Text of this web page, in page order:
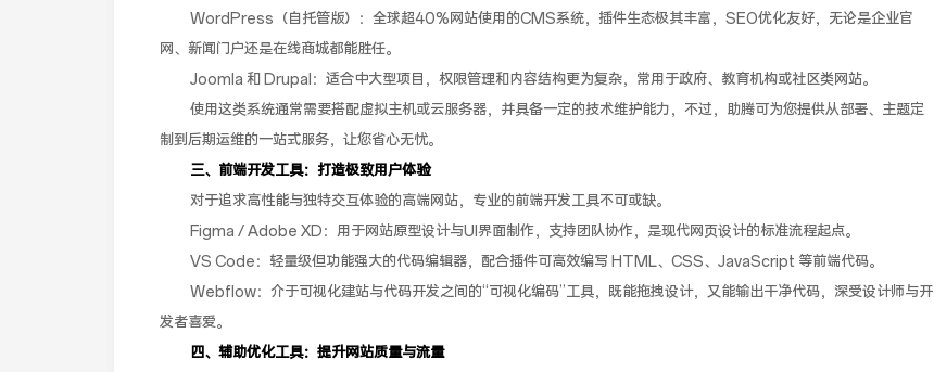
WordPress（自托管版）：全球超40%网站使用的CMS系统，插件生态极其丰富，SEO优化友好，无论是企业官
网、新闻门户还是在线商城都能胜任。
Joomla 和 Drupal：适合中大型项目，权限管理和内容结构更为复杂，常用于政府、教育机构或社区类网站。
使用这类系统通常需要搭配虚拟主机或云服务器，并具备一定的技术维护能力，不过，助腾可为您提供从部署、主题定
制到后期运维的一站式服务，让您省心无忧。
三、前端开发工具：打造极致用户体验
对于追求高性能与独特交互体验的高端网站，专业的前端开发工具不可或缺。
Figma / Adobe XD：用于网站原型设计与UI界面制作，支持团队协作，是现代网页设计的标准流程起点。
VS Code：轻量级但功能强大的代码编辑器，配合插件可高效编写 HTML、CSS、JavaScript 等前端代码。
Webflow：介于可视化建站与代码开发之间的“可视化编码”工具，既能拖拽设计，又能输出干净代码，深受设计师与开
发者喜爱。
四、辅助优化工具：提升网站质量与流量